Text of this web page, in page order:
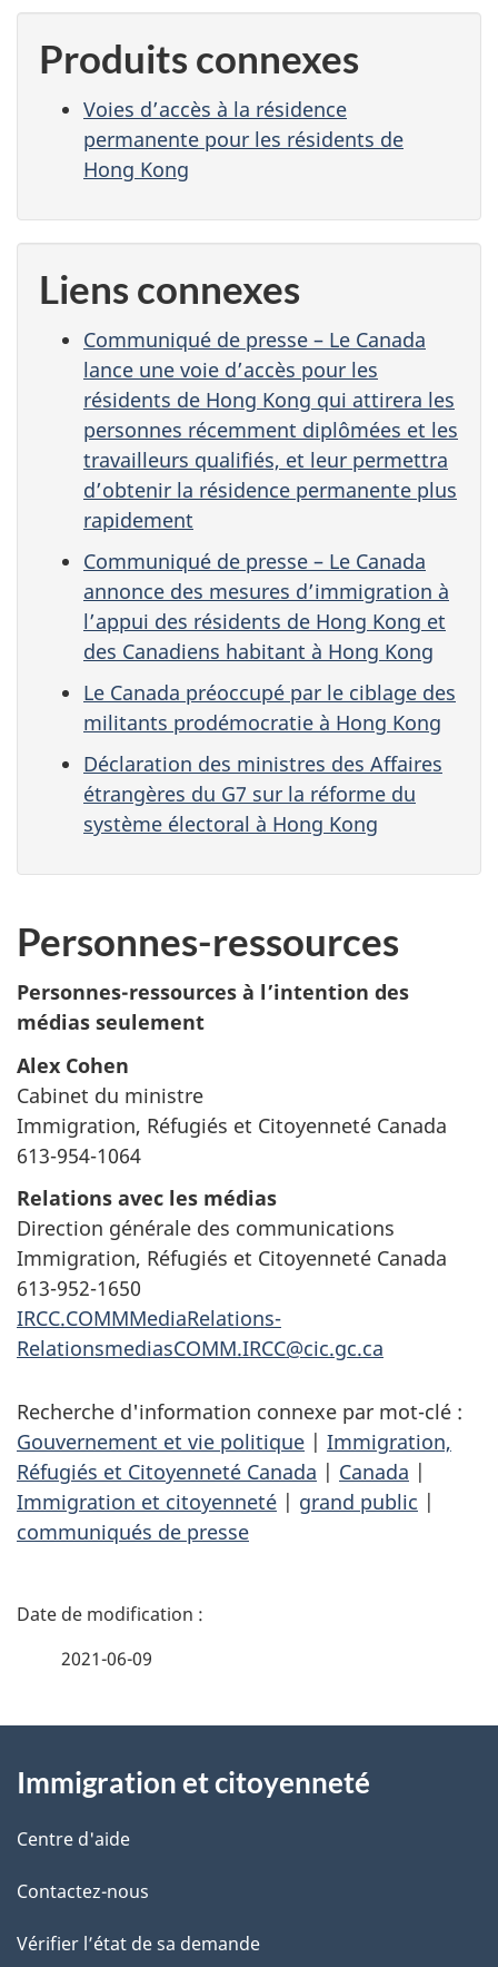
Produits connexes
Voies d’accès à la résidence
permanente pour les résidents de
Hong Kong
Liens connexes
Communiqué de presse – Le Canada
lance une voie d’accès pour les
résidents de Hong Kong qui attirera les
personnes récemment diplômées et les
travailleurs qualifiés, et leur permettra
d’obtenir la résidence permanente plus
rapidement
Communiqué de presse – Le Canada
annonce des mesures d’immigration à
l’appui des résidents de Hong Kong et
des Canadiens habitant à Hong Kong
Le Canada préoccupé par le ciblage des
militants prodémocratie à Hong Kong
Déclaration des ministres des Affaires
étrangères du G7 sur la réforme du
système électoral à Hong Kong
Personnes-ressources
Personnes-ressources à l’intention des
médias seulement
Alex Cohen
Cabinet du ministre
Immigration, Réfugiés et Citoyenneté Canada
613-954-1064
Relations avec les médias
Direction générale des communications
Immigration, Réfugiés et Citoyenneté Canada
613-952-1650
IRCC.COMMMediaRelations-
RelationsmediasCOMM.IRCC@cic.gc.ca
Recherche d'information connexe par mot-clé :
Gouvernement et vie politique | Immigration,
Réfugiés et Citoyenneté Canada | Canada |
Immigration et citoyenneté | grand public |
communiqués de presse
D
i
l
s
d
2021-06-09
propos
de
ce
site
Immigration et citoyenneté
Centre d'aide
Contactez-nous
Vérifier l’état de sa demande